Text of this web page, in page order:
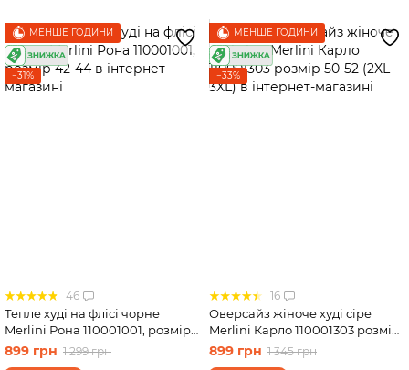
МЕНШЕ ГОДИНИ
−31%
46
Тепле худі на флісі чорне
Merlini Рона 110001001, розмір
42-44
899 грн 1 299 грн
МЕНШЕ ГОДИНИ
−33%
16
Оверсайз жіноче худі сіре
Merlini Карло 110001303 розмір
50-52 (2XL-3XL)
899 грн 1 345 грн